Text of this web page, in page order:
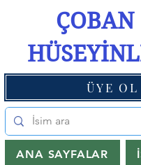
ÇOBAN
ANA SAYFALAR
ÜYE OL